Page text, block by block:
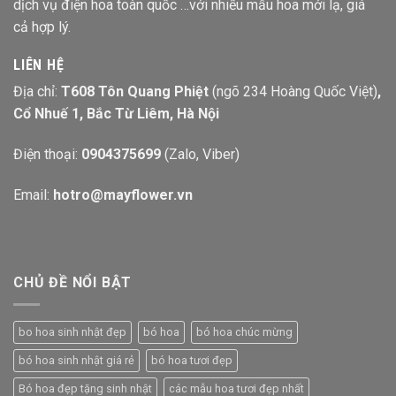
dịch vụ điện hoa toàn quốc …với nhiều mẫu hoa mới lạ, giá
cả hợp lý.
LIÊN HỆ
Địa chỉ: T608 Tôn Quang Phiệt (ngõ 234 Hoàng Quốc Việt),
Cổ Nhuế 1, Bắc Từ Liêm, Hà Nội
Điện thoại: 0904375699 (Zalo, Viber)
Email: hotro@mayflower.vn
CHỦ ĐỀ NỔI BẬT
bo hoa sinh nhật đẹp bó hoa bó hoa chúc mừng
bó hoa sinh nhật giá rẻ bó hoa tươi đẹp
Bó hoa đẹp tặng sinh nhật các mẫu hoa tươi đẹp nhất